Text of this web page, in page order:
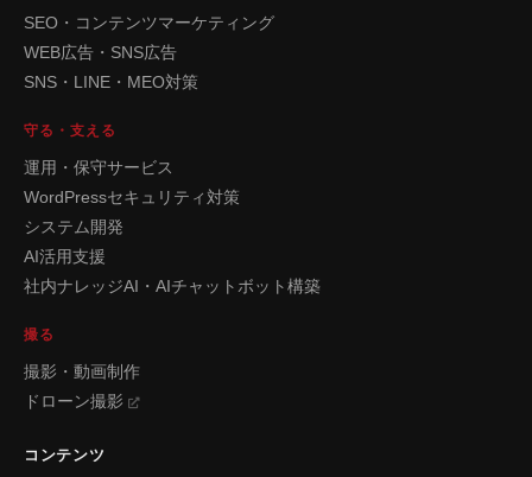
SEO・コンテンツマーケティング
WEB広告・SNS広告
SNS・LINE・MEO対策
守る・支える
運用・保守サービス
WordPressセキュリティ対策
システム開発
AI活用支援
社内ナレッジAI・AIチャットボット構築
撮る
撮影・動画制作
ドローン撮影
コンテンツ